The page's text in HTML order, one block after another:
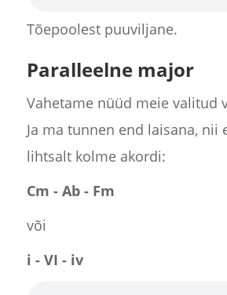
Tõepoolest puuviljane.
Paralleelne major
Vahetame nüüd meie valitud
Ja ma tunnen end laisana, nii
lihtsalt kolme akordi:
Cm - Ab - Fm
või
i - VI - iv